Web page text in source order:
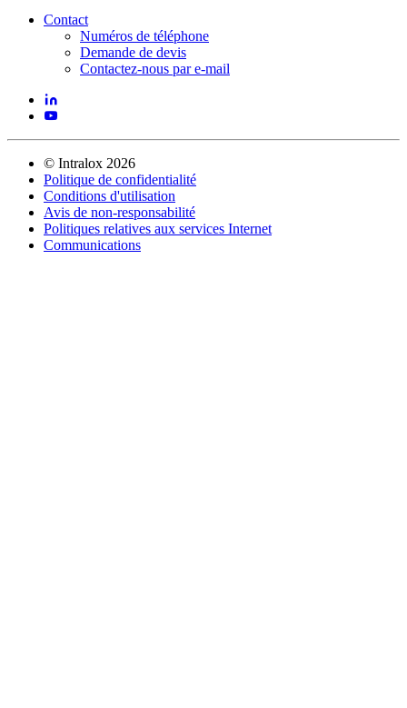
Contact
Numéros de téléphone
Demande de devis
Contactez-nous par e-mail
© Intralox 2026
Politique de confidentialité
Conditions d'utilisation
Avis de non-responsabilité
Politiques relatives aux services Internet
Communications